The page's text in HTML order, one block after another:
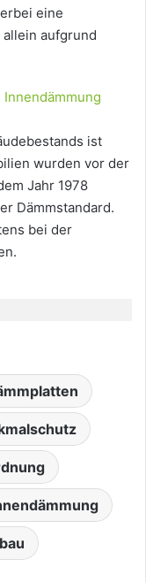
eine
aufgrund
ist
wurden vor der
Jahr 1978
Dämmstandard.
bei der